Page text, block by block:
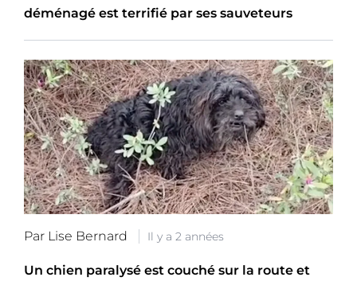
déménagé est terrifié par ses sauveteurs
Par Lise Bernard Il y a 2 années
Un chien paralysé est couché sur la route et